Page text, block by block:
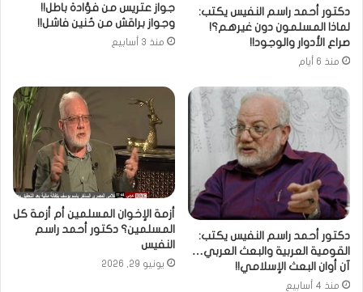
دكتور أحمد راسم النفيس يكتب:
لماذا المسلمون دون غيرهم؟!
صراع الأدوار والوجود!!
منذ 6 أيام
جواز عتريس من فؤادة باطل!!
وجواز براقش من حُنين فاشل!!
منذ 3 أسابيع
دكتور أحمد راسم النفيس يكتب:
القومية العربية والبعث العربي…
آن أوان البعث الإسلامي!!
منذ 4 أسابيع
أزمة الإخوان المسلمين أم أزمة كل
المسلمين؟ دكتور أحمد راسم
النفيس
يونيو 29, 2026